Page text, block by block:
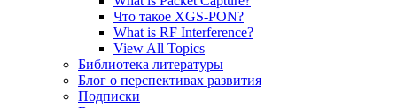
Что такое XGS-PON?
What is RF Interference?
View All Topics
Библиотека литературы
Блог о перспективах развития
Подписки